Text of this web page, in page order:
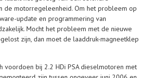
de motorregeleenheid. Om het probleem op
update en programmering van
Mocht het probleem met de nieuwe
zijn, dan moet de laaddruk-magneetklep
voordoen bij 2.2 HDi PSA dieselmotoren met